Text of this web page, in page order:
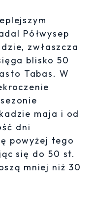
Półwysep
zwłaszcza
blisko 50
Tabas. W
maja i od
dni
powyżej tego
się do 50 st.
mniej niż 30